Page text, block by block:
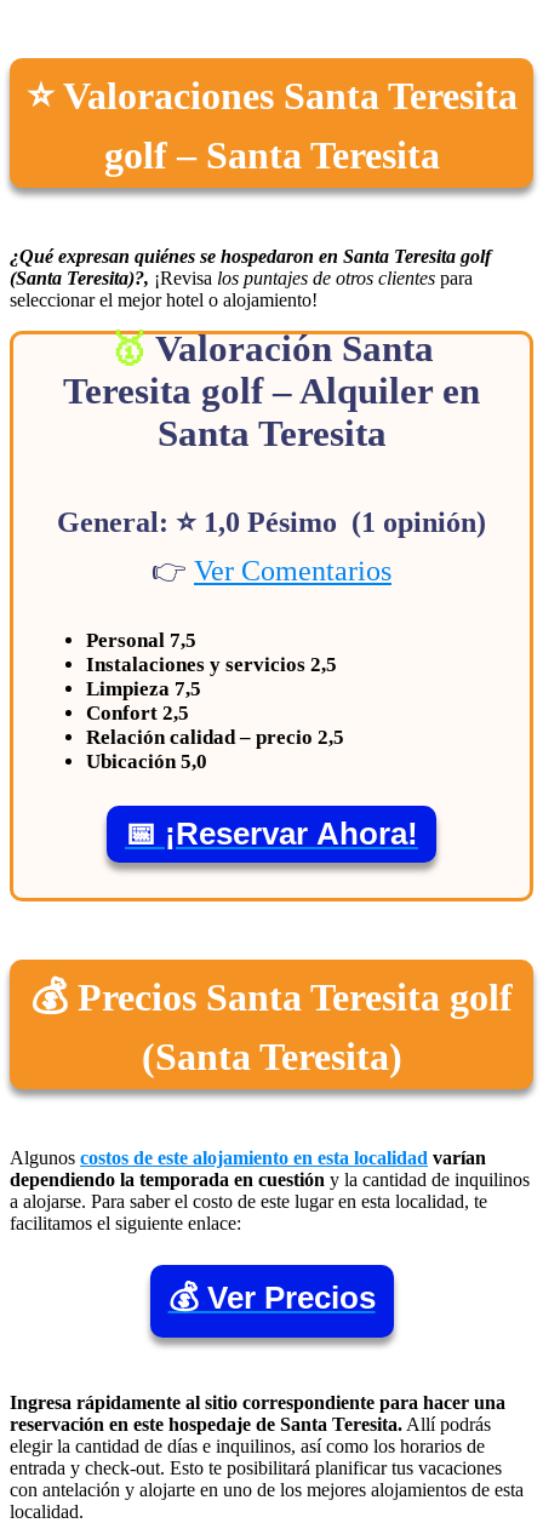
⭐ Valoraciones Santa Teresita
golf – Santa Teresita
¿Qué expresan quiénes se hospedaron en Santa Teresita golf
(Santa Teresita)?, ¡Revisa los puntajes de otros clientes para
seleccionar el mejor hotel o alojamiento!
Valoración Santa
Teresita golf – Alquiler en
Santa Teresita
General: ⭐ 1,0 Pésimo (1 opinión)
👉 Ver Comentarios
Personal 7,5
Instalaciones y servicios 2,5
Limpieza 7,5
Confort 2,5
Relación calidad – precio 2,5
Ubicación 5,0
📅 ¡Reservar Ahora!
💰 Precios Santa Teresita golf
(Santa Teresita)
Algunos costos de este alojamiento en esta localidad varían
dependiendo la temporada en cuestión y la cantidad de inquilinos
a alojarse. Para saber el costo de este lugar en esta localidad, te
facilitamos el siguiente enlace:
💰 Ver Precios
Ingresa rápidamente al sitio correspondiente para hacer una
reservación en este hospedaje de Santa Teresita. Allí podrás
elegir la cantidad de días e inquilinos, así como los horarios de
entrada y check-out. Esto te posibilitará planificar tus vacaciones
con antelación y alojarte en uno de los mejores alojamientos de esta
localidad.